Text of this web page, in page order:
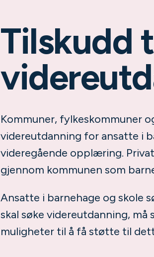
Tilskudd
Kommuner, fylkeskommuner
videreutdanning for ansatte i
videregående opplæring.
gjennom kommunen som
Ansatte i barnehage og skole
skal søke videreutdanning, må
muligheter til å få støtte til